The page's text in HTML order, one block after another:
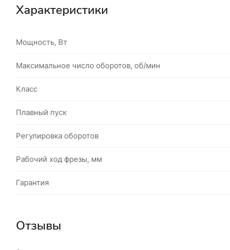
Характеристики
Мощность, Вт
Максимальное число оборотов, об/мин
Класс
Плавный пуск
Регулировка оборотов
Рабочий ход фрезы, мм
Гарантия
Отзывы